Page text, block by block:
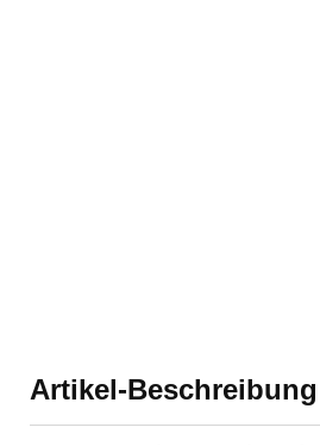
Artikel-Beschreibung